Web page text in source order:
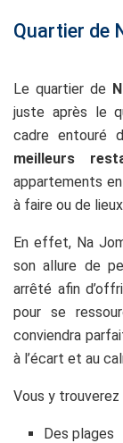
Quartier de
Le quartier de
juste après le
cadre entouré
meilleurs
appartements
à faire ou de
En effet, Na
son allure de
arrêté afin
pour se
conviendra
à l’écart et au
Vous y
Des plages